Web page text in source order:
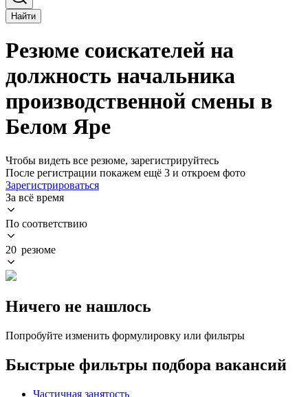
Найти
Резюме соискателей на
должность начальника
производственной смены в
Белом Яре
Чтобы видеть все резюме, зарегистрируйтесь
После регистрации покажем ещё 3 и откроем фото
Зарегистрироваться
За всё время
По соответствию
20 резюме
Ничего не нашлось
Попробуйте изменить формулировку или фильтры
Быстрые фильтры подбора вакансий
Частичная занятость